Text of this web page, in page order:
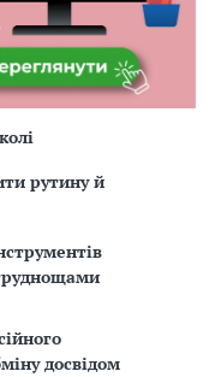
рутину й
досвідом